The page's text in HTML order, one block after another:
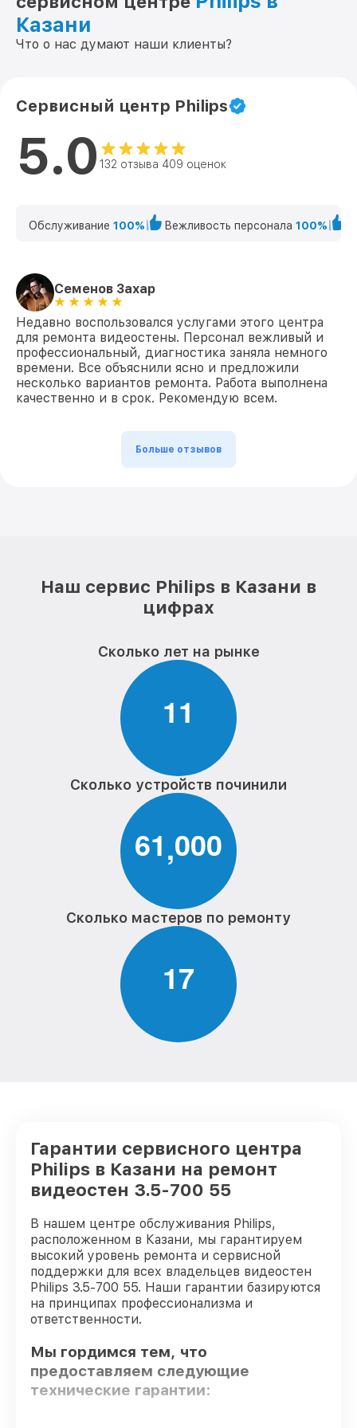
Казани
Что о нас думают наши клиенты?
Сервисный центр Philips
5.0 132 отзыва 409 оценок
Обслуживание 100% Вежливость персонала 100%
Семенов Захар
Недавно воспользовался услугами этого центра
для ремонта видеостены. Персонал вежливый и
профессиональный, диагностика заняла немного
времени. Все объяснили ясно и предложили
несколько вариантов ремонта. Работа выполнена
качественно и в срок. Рекомендую всем.
Больше отзывов
Наш сервис Philips в Казани в
цифрах
Сколько лет на рынке
11
Сколько устройств починили
61,000
Сколько мастеров по ремонту
17
Гарантии сервисного центра
Philips в Казани на ремонт
видеостен 3.5-700 55
В нашем центре обслуживания Philips,
расположенном в Казани, мы гарантируем
высокий уровень ремонта и сервисной
поддержки для всех владельцев видеостен
Philips 3.5-700 55. Наши гарантии базируются
на принципах профессионализма и
ответственности.
Мы гордимся тем, что
предоставляем следующие
технические гарантии: